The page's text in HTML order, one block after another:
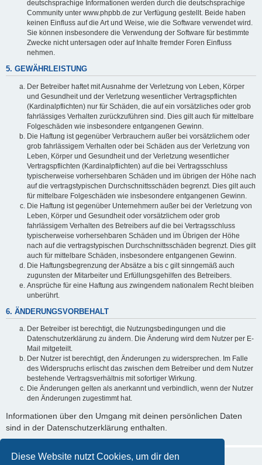
Diese Website nutzt Cookies, um dir den
deutschsprachige Informationen werden durch die deutschsprachige
Community unter www.phpbb.de zur Verfügung gestellt. Beide haben
keinen Einfluss auf die Art und Weise, wie die Software verwendet wird.
Sie können insbesondere die Verwendung der Software für bestimmte
Zwecke nicht untersagen oder auf Inhalte fremder Foren Einfluss
nehmen.
5. GEWÄHRLEISTUNG
Der Betreiber haftet mit Ausnahme der Verletzung von Leben, Körper
und Gesundheit und der Verletzung wesentlicher Vertragspflichten
(Kardinalpflichten) nur für Schäden, die auf ein vorsätzliches oder grob
fahrlässiges Verhalten zurückzuführen sind. Dies gilt auch für mittelbare
Folgeschäden wie insbesondere entgangenen Gewinn.
Die Haftung ist gegenüber Verbrauchern außer bei vorsätzlichem oder
grob fahrlässigem Verhalten oder bei Schäden aus der Verletzung von
Leben, Körper und Gesundheit und der Verletzung wesentlicher
Vertragspflichten (Kardinalpflichten) auf die bei Vertragsschluss
typischerweise vorhersehbaren Schäden und im übrigen der Höhe nach
auf die vertragstypischen Durchschnittsschäden begrenzt. Dies gilt auch
für mittelbare Folgeschäden wie insbesondere entgangenen Gewinn.
Die Haftung ist gegenüber Unternehmern außer bei der Verletzung von
Leben, Körper und Gesundheit oder vorsätzlichem oder grob
fahrlässigem Verhalten des Betreibers auf die bei Vertragsschluss
typischerweise vorhersehbaren Schäden und im Übrigen der Höhe
nach auf die vertragstypischen Durchschnittsschäden begrenzt. Dies gilt
auch für mittelbare Schäden, insbesondere entgangenen Gewinn.
Die Haftungsbegrenzung der Absätze a bis c gilt sinngemäß auch
zugunsten der Mitarbeiter und Erfüllungsgehilfen des Betreibers.
Ansprüche für eine Haftung aus zwingendem nationalem Recht bleiben
unberührt.
6. ÄNDERUNGSVORBEHALT
Der Betreiber ist berechtigt, die Nutzungsbedingungen und die
Datenschutzerklärung zu ändern. Die Änderung wird dem Nutzer per E-
Mail mitgeteilt.
Der Nutzer ist berechtigt, den Änderungen zu widersprechen. Im Falle
des Widerspruchs erlischt das zwischen dem Betreiber und dem Nutzer
bestehende Vertragsverhältnis mit sofortiger Wirkung.
Die Änderungen gelten als anerkannt und verbindlich, wenn der Nutzer
den Änderungen zugestimmt hat.
Informationen über den Umgang mit deinen persönlichen Daten
sind in der Datenschutzerklärung enthalten.